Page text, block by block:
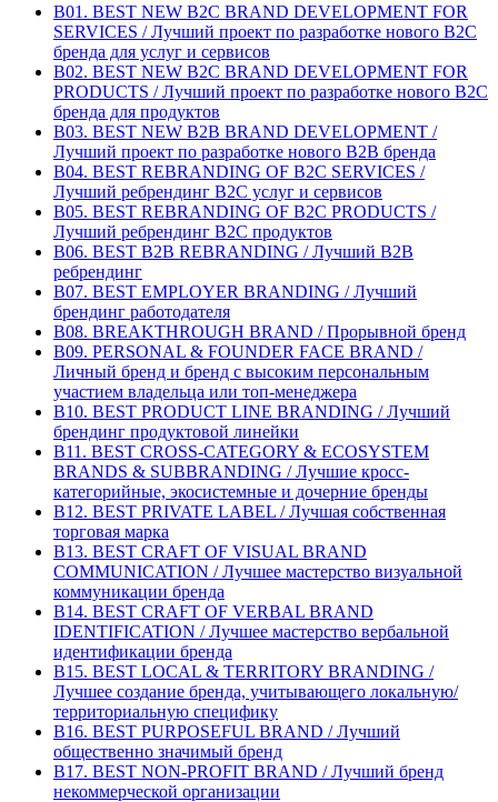
B01. BEST NEW B2C BRAND DEVELOPMENT FOR
SERVICES / Лучший проект по разработке нового B2C
бренда для услуг и сервисов
B02. BEST NEW B2C BRAND DEVELOPMENT FOR
PRODUCTS / Лучший проект по разработке нового B2C
бренда для продуктов
B03. BEST NEW B2B BRAND DEVELOPMENT /
Лучший проект по разработке нового B2B бренда
B04. BEST REBRANDING OF B2C SERVICES /
Лучший ребрендинг B2С услуг и сервисов
B05. BEST REBRANDING OF B2C PRODUCTS /
Лучший ребрендинг B2С продуктов
B06. BEST B2B REBRANDING / Лучший B2B
ребрендинг
B07. BEST EMPLOYER BRANDING / Лучший
брендинг работодателя
B08. BREAKTHROUGH BRAND / Прорывной бренд
B09. PERSONAL & FOUNDER FACE BRAND /
Личный бренд и бренд с высоким персональным
участием владельца или топ-менеджера
B10. BEST PRODUCT LINE BRANDING / Лучший
брендинг продуктовой линейки
B11. BEST CROSS-CATEGORY & ECOSYSTEM
BRANDS & SUBBRANDING / Лучшие кросс-
категорийные, экосистемные и дочерние бренды
B12. BEST PRIVATE LABEL / Лучшая собственная
торговая марка
B13. BEST CRAFT OF VISUAL BRAND
COMMUNICATION / Лучшее мастерство визуальной
коммуникации бренда
B14. BEST CRAFT OF VERBAL BRAND
IDENTIFICATION / Лучшее мастерство вербальной
идентификации бренда
B15. BEST LOCAL & TERRITORY BRANDING /
Лучшее создание бренда, учитывающего локальную/
территориальную специфику
B16. BEST PURPOSEFUL BRAND / Лучший
общественно значимый бренд
B17. BEST NON-PROFIT BRAND / Лучший бренд
некоммерческой организации